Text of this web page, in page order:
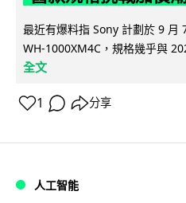
最近有爆料指 Sony 計劃於 9 月
WH-1000XM4C，規格幾乎與
全文
1 分享
人工智能